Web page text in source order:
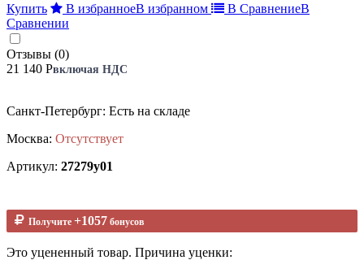
Купить В избранноеВ избранном В СравнениеВ
Сравнении
Отзывы (0)
21 140 Рвключая НДС
Санкт-Петербург: Есть на складе
Москва: Отсутствует
Артикул: 27279у01
Получите +1057 бонусов
Это уцененный товар. Причина уценки: